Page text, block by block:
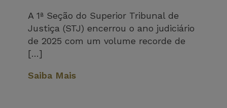
A 1ª Seção do Superior Tribunal de
Justiça (STJ) encerrou o ano judiciário
de 2025 com um volume recorde de
[…]
Saiba Mais